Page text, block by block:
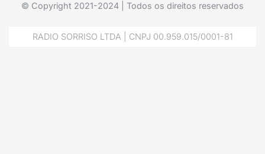
© Copyright 2021-2024 | Todos os direitos reservados
RADIO SORRISO LTDA | CNPJ 00.959.015/0001-81